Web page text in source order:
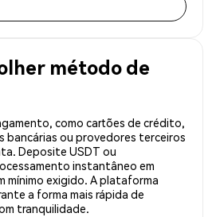
método de
como cartões de crédito,
bancárias ou provedores terceiros
Deposite USDT ou
instantâneo em
mínimo exigido. A plataforma
a forma mais rápida de
tranquilidade.